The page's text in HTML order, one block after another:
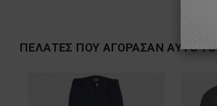
ΠΕΛΆΤΕΣ ΠΟΥ ΑΓΌΡΑΣΑΝ ΑΥΤΌ